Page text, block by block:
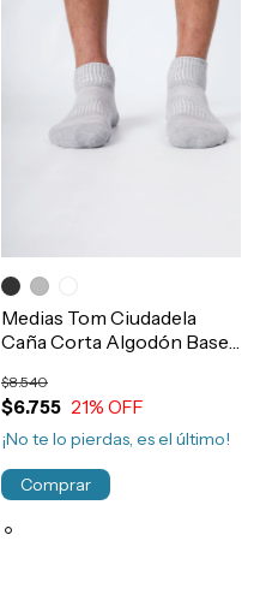
Medias Tom Ciudadela
Caña Corta Algodón Base
$6.755
$8.540
21% OFF
¡No te lo pierdas, es el último!
Comprar